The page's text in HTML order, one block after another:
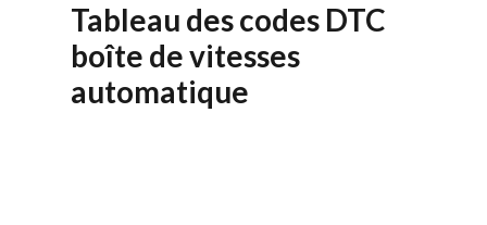
Tableau des codes DTC
boîte de vitesses
automatique